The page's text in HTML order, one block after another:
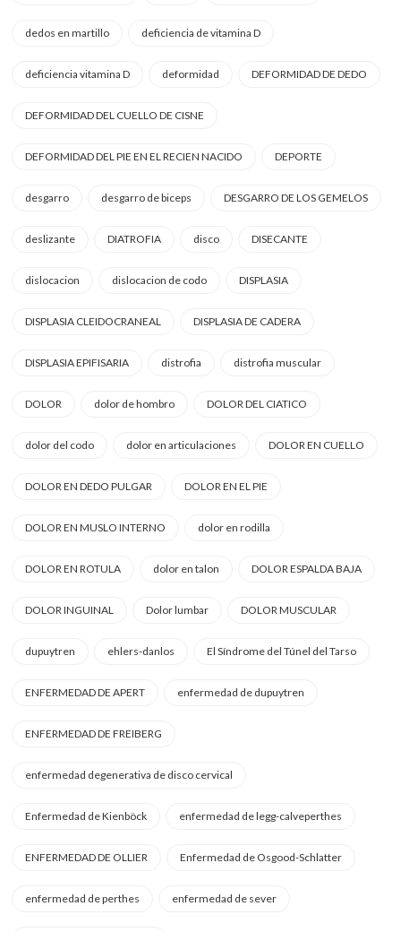
dedos en martillo deficiencia de vitamina D
deficiencia vitamina D deformidad DEFORMIDAD DE DEDO
DEFORMIDAD DEL CUELLO DE CISNE
DEFORMIDAD DEL PIE EN EL RECIEN NACIDO DEPORTE
desgarro desgarro de biceps DESGARRO DE LOS GEMELOS
deslizante DIATROFIA disco DISECANTE
dislocacion dislocacion de codo DISPLASIA
DISPLASIA CLEIDOCRANEAL DISPLASIA DE CADERA
DISPLASIA EPIFISARIA distrofia distrofia muscular
DOLOR dolor de hombro DOLOR DEL CIATICO
dolor del codo dolor en articulaciones DOLOR EN CUELLO
DOLOR EN DEDO PULGAR DOLOR EN EL PIE
DOLOR EN MUSLO INTERNO dolor en rodilla
DOLOR EN ROTULA dolor en talon DOLOR ESPALDA BAJA
DOLOR INGUINAL Dolor lumbar DOLOR MUSCULAR
dupuytren ehlers-danlos El Síndrome del Túnel del Tarso
ENFERMEDAD DE APERT enfermedad de dupuytren
ENFERMEDAD DE FREIBERG
enfermedad degenerativa de disco cervical
Enfermedad de Kienböck enfermedad de legg-calveperthes
ENFERMEDAD DE OLLIER Enfermedad de Osgood-Schlatter
enfermedad de perthes enfermedad de sever